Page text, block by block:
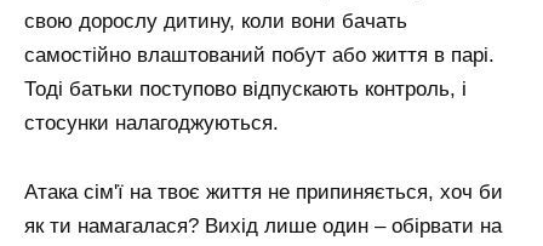
свою дорослу дитину, коли вони бачать
самостійно влаштований побут або життя в парі.
Тоді батьки поступово відпускають контроль, і
стосунки налагоджуються.
Атака сім'ї на твоє життя не припиняється, хоч би
як ти намагалася? Вихід лише один – обірвати на